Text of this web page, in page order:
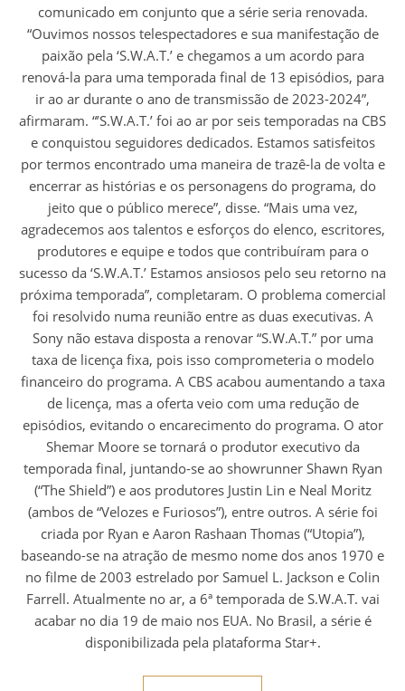
comunicado em conjunto que a série seria renovada.
“Ouvimos nossos telespectadores e sua manifestação de
paixão pela ‘S.W.A.T.’ e chegamos a um acordo para
renová-la para uma temporada final de 13 episódios, para
ir ao ar durante o ano de transmissão de 2023-2024”,
afirmaram. “’S.W.A.T.’ foi ao ar por seis temporadas na CBS
e conquistou seguidores dedicados. Estamos satisfeitos
por termos encontrado uma maneira de trazê-la de volta e
encerrar as histórias e os personagens do programa, do
jeito que o público merece”, disse. “Mais uma vez,
agradecemos aos talentos e esforços do elenco, escritores,
produtores e equipe e todos que contribuíram para o
sucesso da ‘S.W.A.T.’ Estamos ansiosos pelo seu retorno na
próxima temporada”, completaram. O problema comercial
foi resolvido numa reunião entre as duas executivas. A
Sony não estava disposta a renovar “S.W.A.T.” por uma
taxa de licença fixa, pois isso comprometeria o modelo
financeiro do programa. A CBS acabou aumentando a taxa
de licença, mas a oferta veio com uma redução de
episódios, evitando o encarecimento do programa. O ator
Shemar Moore se tornará o produtor executivo da
temporada final, juntando-se ao showrunner Shawn Ryan
(“The Shield”) e aos produtores Justin Lin e Neal Moritz
(ambos de “Velozes e Furiosos”), entre outros. A série foi
criada por Ryan e Aaron Rashaan Thomas (“Utopia”),
baseando-se na atração de mesmo nome dos anos 1970 e
no filme de 2003 estrelado por Samuel L. Jackson e Colin
Farrell. Atualmente no ar, a 6ª temporada de S.W.A.T. vai
acabar no dia 19 de maio nos EUA. No Brasil, a série é
disponibilizada pela plataforma Star+.